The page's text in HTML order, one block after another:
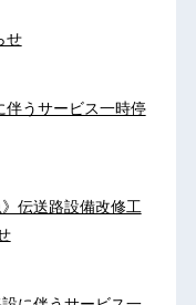
せ
伴うサービス一時停
伝送路設備改修工